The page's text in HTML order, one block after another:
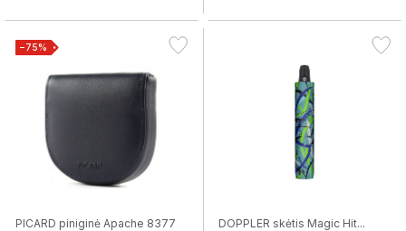
−75%
PICARD piniginė Apache 8377 DOPPLER skėtis Magic Hit...